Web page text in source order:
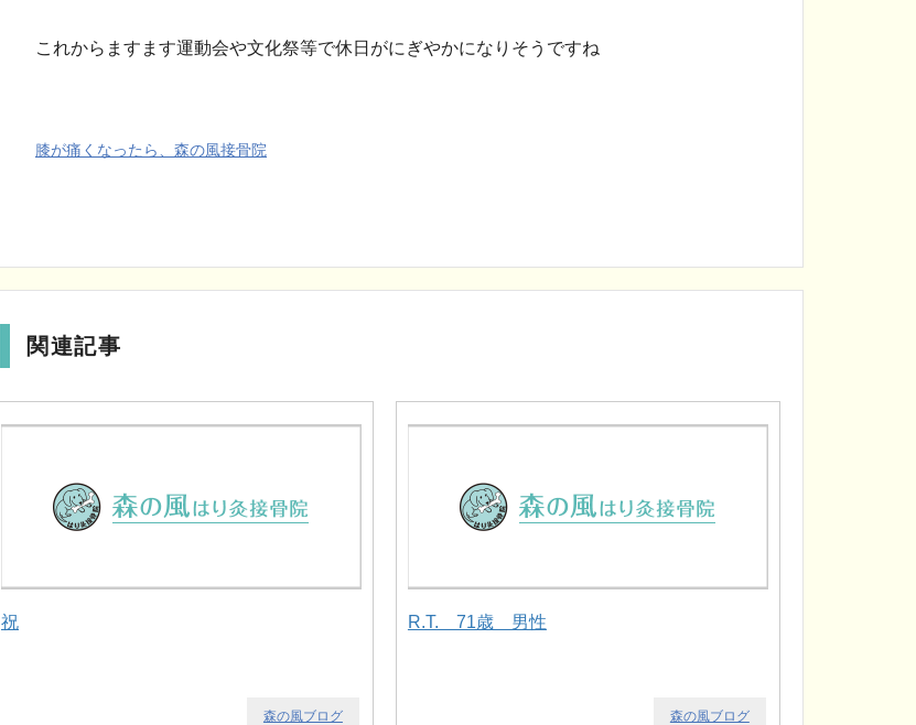
これからますます運動会や文化祭等で休日がにぎやかになりそうですね
膝が痛くなったら、森の風接骨院
関連記事
祝
森の風ブログ
R.T. 71歳 男性
森の風ブログ